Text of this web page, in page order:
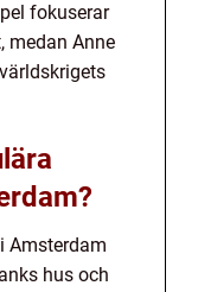
fokuserar
medan Anne
Amsterdam
hus och